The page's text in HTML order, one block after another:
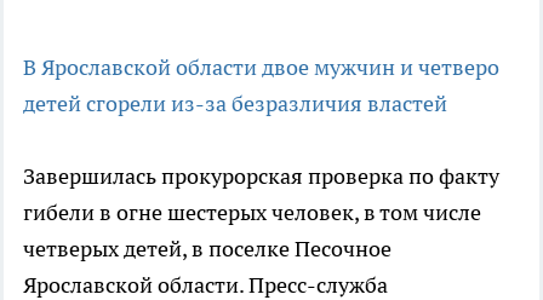
В Ярославской области двое мужчин и четверо
детей сгорели из-за безразличия властей
Завершилась прокурорская проверка по факту
гибели в огне шестерых человек, в том числе
четверых детей, в поселке Песочное
Ярославской области. Пресс-служба